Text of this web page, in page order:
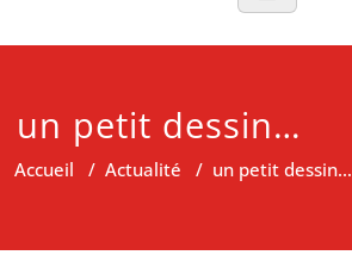
un petit dessin…
Accueil / Actualité / un petit dessin…